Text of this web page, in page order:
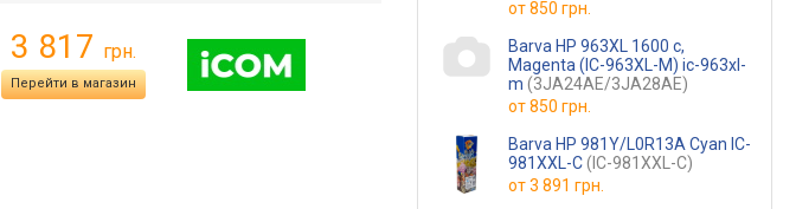
3 817 грн.
Перейти в магазин
от850 грн.
Barva HP 963XL 1600 c,
Magenta (IC-963XL-M) ic-963xl-
m (3JA24AE/3JA28AE)
от850 грн.
Barva HP 981Y/L0R13A Cyan IC-
981XXL-C(IC-981XXL-C)
от3 891 грн.